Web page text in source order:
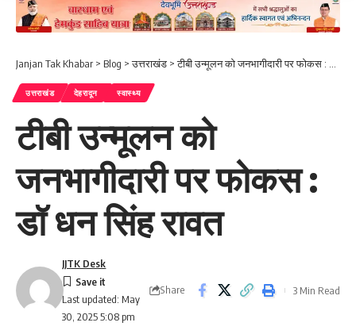
Janjan Tak Khabar > Blog >उत्तराखंड >टीबी उन्मूलन को जनभागीदारी पर फोकस : डॉ धन सिंह रावत
उत्तराखंड देहरादून स्वास्थ्य
टीबी उन्मूलन को
जनभागीदारी पर फोकस :
डॉ धन सिंह रावत
Last updated: May
30, 2025 5:08 pm
JJTK Desk
Share 3 Min Read